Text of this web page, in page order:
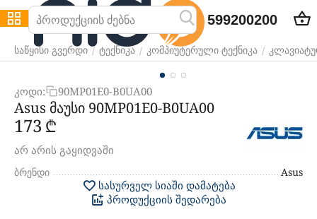
599200200
საწყისი გვერდი / ტექნიკა / კომპიუტერული ტექნიკა /
კოდი: 90MP01E0-B0UA00
Asus მაუსი 90MP01E0-B0UA00
‍173‍ ₾
არ არის გაყიდვაში
ბრენდი Asus
სასურველ სიაში დამატება
პროდუქციის შედარება